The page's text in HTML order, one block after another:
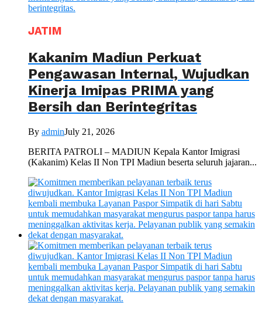
JATIM
Kakanim Madiun Perkuat
Pengawasan Internal, Wujudkan
Kinerja Imipas PRIMA yang
Bersih dan Berintegritas
By adminJuly 21, 2026
BERITA PATROLI – MADIUN Kepala Kantor Imigrasi
(Kakanim) Kelas II Non TPI Madiun beserta seluruh jajaran...